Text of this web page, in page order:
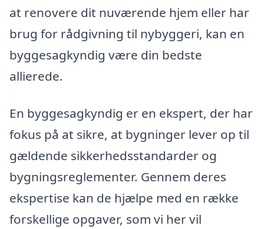
at renovere dit nuværende hjem eller har
brug for rådgivning til nybyggeri, kan en
byggesagkyndig være din bedste
allierede.
En byggesagkyndig er en ekspert, der har
fokus på at sikre, at bygninger lever op til
gældende sikkerhedsstandarder og
bygningsreglementer. Gennem deres
ekspertise kan de hjælpe med en række
forskellige opgaver, som vi her vil